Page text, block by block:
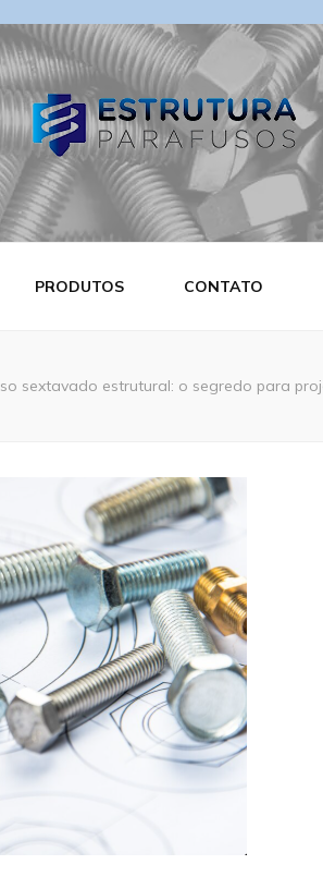
PRODUTOS CONTATO
sextavado estrutural: o segredo para